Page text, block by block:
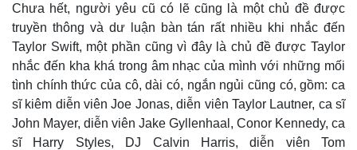
Thể thao
Bóng đá
Lịch thi đấu bóng đá
Thế giới thể thao
eSports
Hậu trường
Ô tô - Xe máy
Ô tô
Xe máy
Tư vấn
Chưa hết, người yêu cũ có lẽ cũng là một chủ đề được
truyền thông và dư luận bàn tán rất nhiều khi nhắc đến
Taylor Swift, một phần cũng vì đây là chủ đề được Taylor
nhắc đến kha khá trong âm nhạc của mình với những mối
tình chính thức của cô, dài có, ngắn ngủi cũng có, gồm: ca
sĩ kiêm diễn viên Joe Jonas, diễn viên Taylor Lautner, ca sĩ
John Mayer, diễn viên Jake Gyllenhaal, Conor Kennedy, ca
sĩ Harry Styles, DJ Calvin Harris, diễn viên Tom